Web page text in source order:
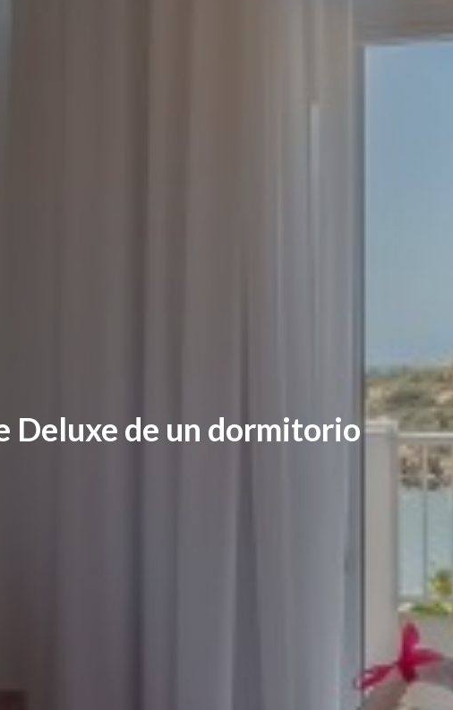
Suite Deluxe de un dormitorio